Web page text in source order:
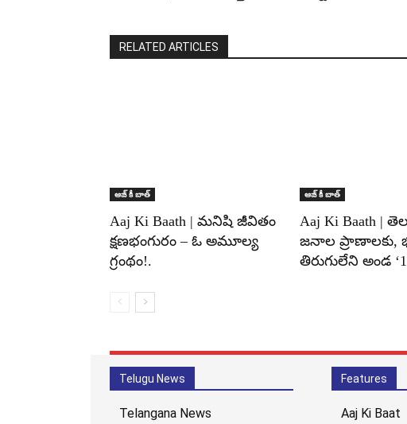
RELATED ARTICLES
ఆజ్ కీ బాత్
Aaj Ki Baath | మనిషి జీవితం
క్షణభంగురం – ఓ అమూల్య
గ్రంథం!.
ఆజ్ కీ బాత్
Aaj Ki Baath |
జనాల ప్రాణాలకు,
తిరుగులేని అండ
Telugu News
Telangana News
Features
Aaj Ki Baat